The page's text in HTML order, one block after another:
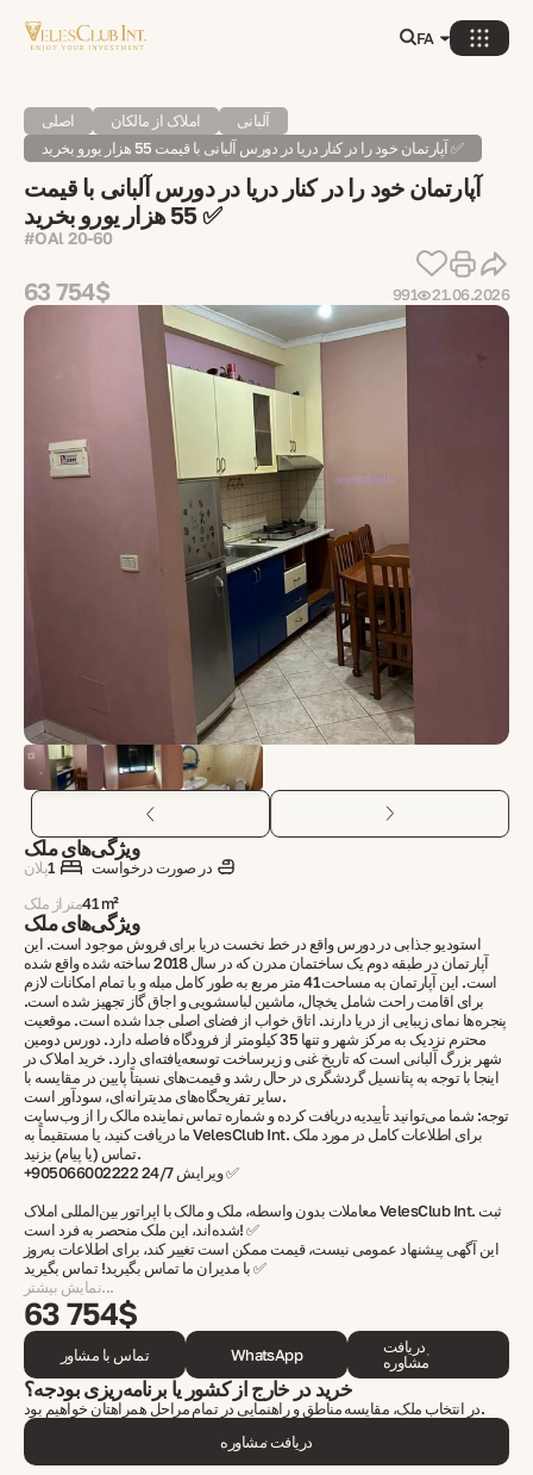
FA
اصلی املاک از مالکان
آلبانی
آپارتمان خود را در کنار دریا در دورس آلبانی با قیمت 55 هزار یورو بخرید ✅
آپارتمان خود را در کنار دریا در دورس آلبانی با قیمت
55 هزار یورو بخرید ✅
#OAl 20-60
63 754$ 991 21.06.2026
ویژگی‌های ملک
پلان1
در صورت درخواست
متراژ ملک41 m²
ویژگی‌های ملک
استودیو جذابی در دورس واقع در خط نخست دریا برای فروش موجود است. این
آپارتمان در طبقه دوم یک ساختمان مدرن که در سال 2018 ساخته شده واقع شده
است. این آپارتمان به مساحت 41 متر مربع به طور کامل مبله و با تمام امکانات لازم
برای اقامت راحت شامل یخچال، ماشین لباسشویی و اجاق گاز تجهیز شده است.
پنجره‌ها نمای زیبایی از دریا دارند. اتاق خواب از فضای اصلی جدا شده است. موقعیت
محترم نزدیک به مرکز شهر و تنها 35 کیلومتر از فرودگاه فاصله دارد. دورس دومین
شهر بزرگ آلبانی است که تاریخ غنی و زیرساخت توسعه‌یافته‌ای دارد. خرید املاک در
اینجا با توجه به پتانسیل گردشگری در حال رشد و قیمت‌های نسبتاً پایین در مقایسه با
سایر تفریحگاه‌های مدیترانه‌ای، سودآور است.
توجه: شما می‌توانید تأییدیه دریافت کرده و شماره تماس نماینده مالک را از وب‌سایت
ما دریافت کنید، یا مستقیماً به VelesClub Int. برای اطلاعات کامل در مورد ملک
تماس (یا پیام) بزنید.
+905066002222 ویرایش 24/7 ✅
معاملات بدون واسطه، ملک و مالک با اپراتور بین‌المللی املاک VelesClub Int. ثبت
شده‌اند، این ملک منحصر به فرد است! ✅
این آگهی پیشنهاد عمومی نیست، قیمت ممکن است تغییر کند، برای اطلاعات به‌روز
با مدیران ما تماس بگیرید! تماس بگیرید ✅
نمایش بیشتر...
63 754$
تماس با مشاور WhatsApp
دریافت
مشاوره
خرید در خارج از کشور یا برنامه‌ریزی بودجه؟
در انتخاب ملک، مقایسه مناطق و راهنمایی در تمام مراحل همراهتان خواهیم بود.
دریافت مشاوره